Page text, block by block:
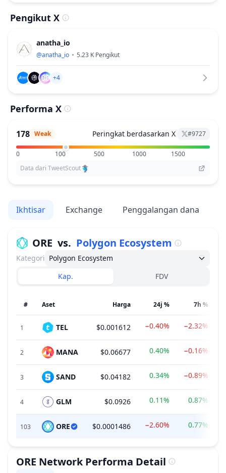
Pengikut X
anatha_io
@anatha_io 5.23 K Pengikut
+4
Performa X
178 Weak Peringkat berdasarkan X #9727
0 100 500 1000
1500
Data dari TweetScout
Ikhtisar Exchange Penggalangan dana
ORE vs. Polygon Ecosystem
Kategori Polygon Ecosystem
Kap.
FDV
# Aset Harga 24j % 7h %
1 TEL $0.001612 −0.40% −2.32%
2 MANA $0.06677 0.40% −0.16%
3 SAND $0.04182 0.34% −0.89%
4 GLM $0.0926 0.11% 0.87%
103 ORE $0.0001486 −2.60% 0.77%
ORE Network Performa Detail